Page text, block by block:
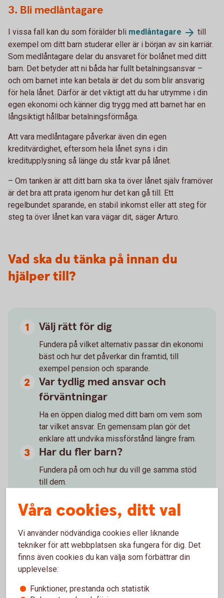
3. Bli medlåntagare
I vissa fall kan du som förälder bli medlåntagare
till
exempel om ditt barn studerar eller är i början av sin karriär.
Som medlåntagare delar du ansvaret för bolånet med ditt
barn. Det betyder att ni båda har fullt betalningsansvar –
och om barnet inte kan betala är det du som blir ansvarig
för hela lånet. Därför är det viktigt att du har utrymme i din
egen ekonomi och känner dig trygg med att barnet har en
långsiktigt hållbar betalningsförmåga.
Att vara medlåntagare påverkar även din egen
kreditvärdighet, eftersom hela lånet syns i din
kreditupplysning så länge du står kvar på lånet.
– Om tanken är att ditt barn ska ta över lånet själv framöver
är det bra att prata igenom hur det kan gå till. Ett
regelbundet sparande, en stabil inkomst eller att steg för
steg ta över lånet kan vara vägar dit, säger Arturo.
Vad ska du tänka på innan du
hjälper till?
Välj rätt för dig
Fundera på vilket alternativ passar din ekonomi
bäst och hur det påverkar din framtid, till
exempel pension och sparande.
Var tydlig med ansvar och
förväntningar
Ha en öppen dialog med ditt barn om vem som
tar vilket ansvar. En gemensam plan gör det
enklare att undvika missförstånd längre fram.
Har du fler barn?
Fundera på om och hur du vill ge samma stöd
till dem.
Skuldebrev eller samägandeavtal tydliggör
Ska ditt barn flytta ihop med
någon?
Ett samboavtal kan skydda ditt barns del vid en
eller insats du bidragit med att delvis delas
Våra cookies, ditt val
Vi använder nödvändiga cookies eller liknande
tekniker för att webbplatsen ska fungera för dig. Det
finns även cookies du kan välja som förbättrar din
upplevelse:
Funktioner, prestanda och statistik